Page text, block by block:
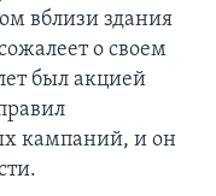
вблизи здания
о своем
был акцией
кампаний, и он